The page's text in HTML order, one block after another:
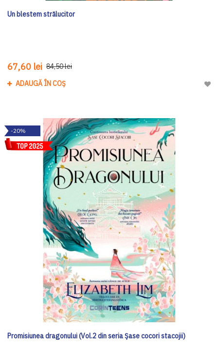
Un blestem strălucitor
67,60 lei 84,50 lei
ADAUGĂ ÎN COȘ
-20%
Promisiunea dragonului (Vol.2 din seria Șase cocori stacojii)